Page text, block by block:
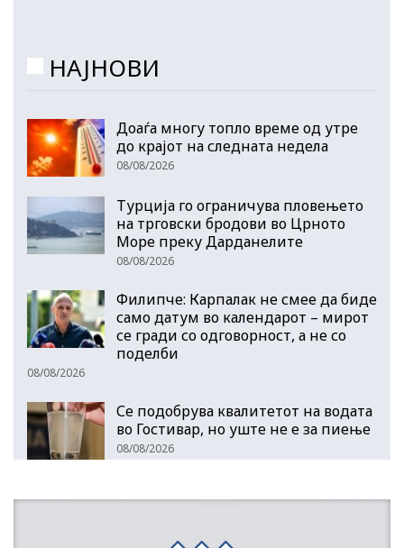
НАЈНОВИ
Доаѓа многу топло време од утре
до крајот на следната недела
08/08/2026
Турција го ограничува пловењето
на трговски бродови во Црното
Море преку Дарданелите
08/08/2026
Филипче: Карпалак не смее да биде
само датум во календарот – мирот
се гради со одговорност, а не со
поделби
08/08/2026
Се подобрува квалитетот на водата
во Гостивар, но уште не е за пиење
08/08/2026